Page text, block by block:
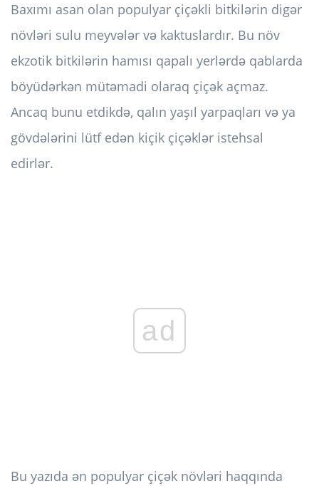
Baxımı asan olan populyar çiçəkli bitkilərin digər
növləri sulu meyvələr və kaktuslardır. Bu növ
ekzotik bitkilərin hamısı qapalı yerlərdə qablarda
böyüdərkən mütəmadi olaraq çiçək açmaz.
Ancaq bunu etdikdə, qalın yaşıl yarpaqları və ya
gövdələrini lütf edən kiçik çiçəklər istehsal
edirlər.
ad
Bu yazıda ən populyar çiçək növləri haqqında